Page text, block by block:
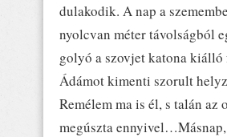
dulakodik. A nap a
nyolcvan méter távolságból
golyó a szovjet katona kiálló
Ádámot kimenti szorult
Remélem ma is él, s talán az
megúszta